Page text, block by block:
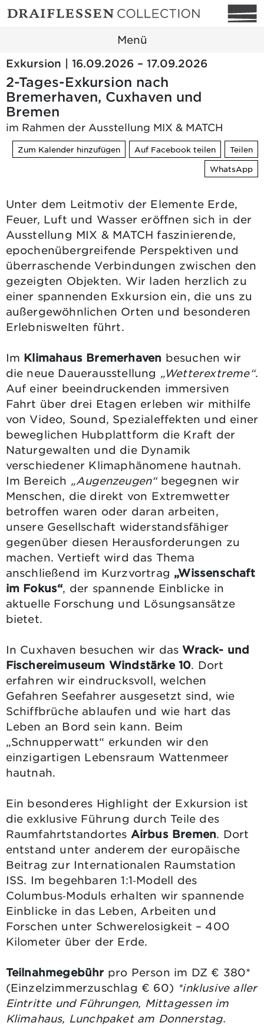
Menü
Exkursion | 16.09.2026 – 17.09.2026
2-Tages-Exkursion nach
Bremerhaven, Cuxhaven und
Bremen
im Rahmen der Ausstellung MIX & MATCH
Zum Kalender hinzufügen Auf Facebook teilen
Teilen
WhatsApp
Unter dem Leitmotiv der Elemente Erde,
Feuer, Luft und Wasser eröffnen sich in der
Ausstellung MIX & MATCH faszinierende,
epochenübergreifende Perspektiven und
überraschende Verbindungen zwischen den
gezeigten Objekten. Wir laden herzlich zu
einer spannenden Exkursion ein, die uns zu
außergewöhnlichen Orten und besonderen
Erlebniswelten führt.
Im Klimahaus Bremerhaven besuchen wir
die neue Dauerausstellung „Wetterextreme“.
Auf einer beeindruckenden immersiven
Fahrt über drei Etagen erleben wir mithilfe
von Video, Sound, Spezialeffekten und einer
beweglichen Hubplattform die Kraft der
Naturgewalten und die Dynamik
verschiedener Klimaphänomene hautnah.
Im Bereich „Augenzeugen“begegnen wir
Menschen, die direkt von Extremwetter
betroffen waren oder daran arbeiten,
unsere Gesellschaft widerstandsfähiger
gegenüber diesen Herausforderungen zu
machen. Vertieft wird das Thema
anschließend im Kurzvortrag „Wissenschaft
im Fokus“, der spannende Einblicke in
aktuelle Forschung und Lösungsansätze
bietet.
In Cuxhaven besuchen wir dasWrack- und
Fischereimuseum Windstärke 10. Dort
erfahren wir eindrucksvoll, welchen
Gefahren Seefahrer ausgesetzt sind, wie
Schiffbrüche ablaufen und wie hart das
Leben an Bord sein kann. Beim
„Schnupperwatt“ erkunden wir den
einzigartigen Lebensraum Wattenmeer
hautnah.
Ein besonderes Highlight der Exkursion ist
die exklusive Führung durch Teile des
Raumfahrtstandortes Airbus Bremen. Dort
entstand unter anderem der europäische
Beitrag zur Internationalen Raumstation
ISS. Im begehbaren 1:1‑Modell des
Columbus‑Moduls erhalten wir spannende
Einblicke in das Leben, Arbeiten und
Forschen unter Schwerelosigkeit – 400
Kilometer über der Erde.
Teilnahmegebühr pro Person im DZ € 380*
(Einzelzimmerzuschlag € 60) *inklusive aller
Eintritte und Führungen, Mittagessen im
Klimahaus, Lunchpaket am Donnerstag.